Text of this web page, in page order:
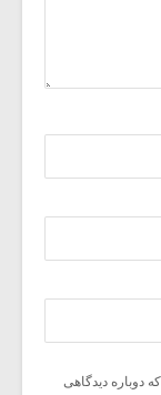
دوباره دیدگاهی